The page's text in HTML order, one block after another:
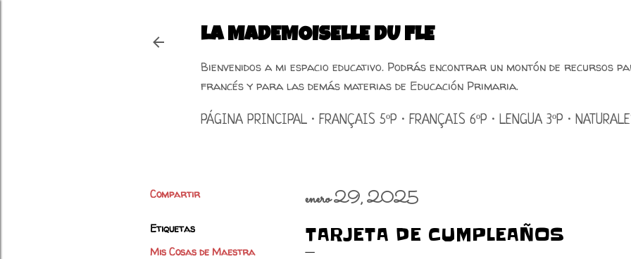
LA MADEMOISELLE DU FLE
Bienvenidos a mi espacio educativo. Podrás encontrar un montón de recursos
francés y para las demás materias de Educación Primaria.
PÁGINA PRINCIPAL FRANÇAIS 5ºP FRANÇAIS 6ºP LENGUA 3ºP
Compartir
Etiquetas
Mis Cosas de Maestra
enero 29, 2025
TARJETA DE CUMPLEAÑOS